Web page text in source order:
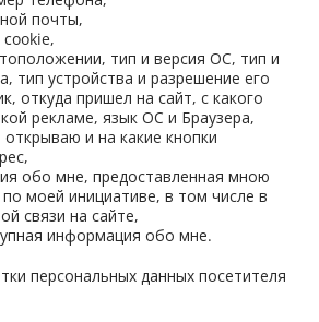
почты,
тип и версия ОС, тип и
тип устройства и разрешение его
откуда пришел на сайт, с какого
рекламе, язык ОС и Браузера,
открываю и на какие кнопки
обо мне, предоставленная мною
моей инициативе, в том числе в
связи на сайте,
информация обо мне.
персональных данных посетителя